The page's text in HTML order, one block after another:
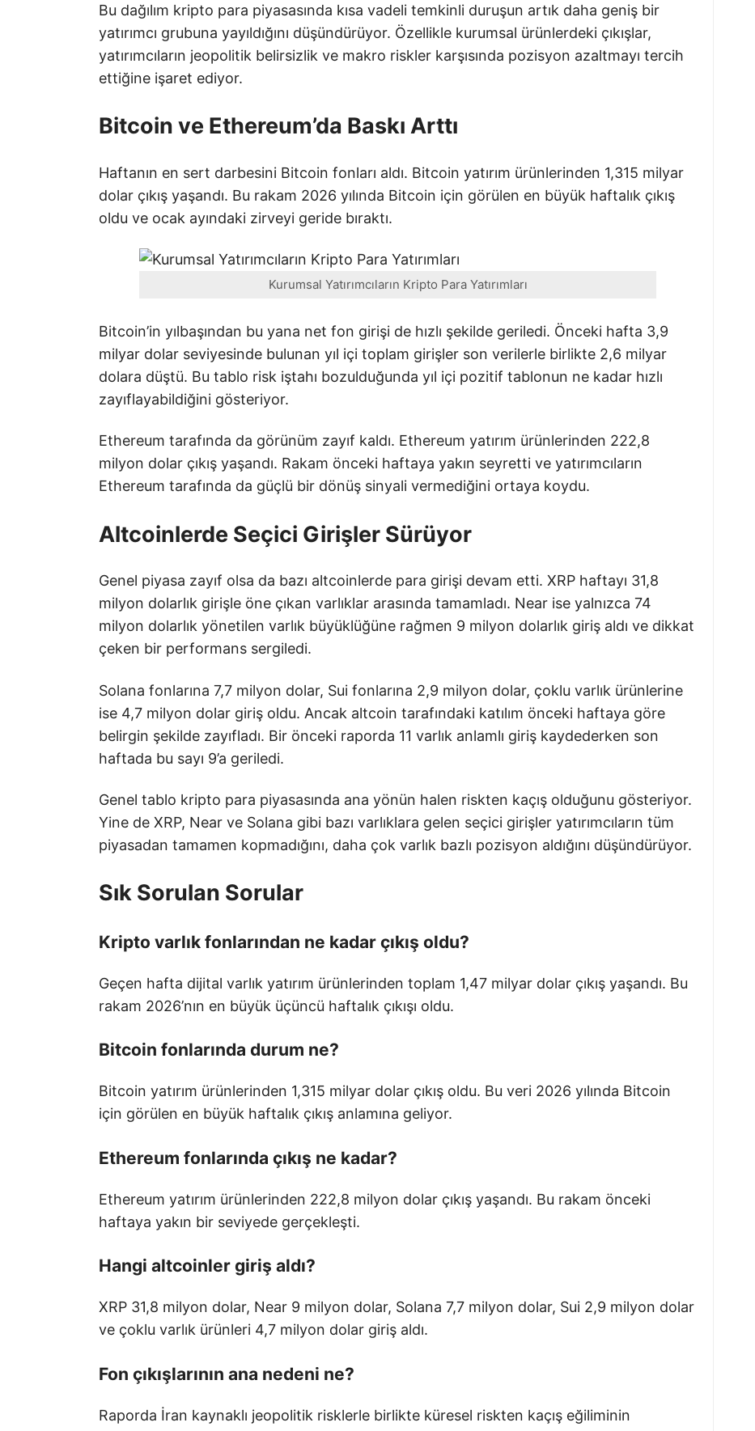
Bu dağılım kripto para piyasasında kısa vadeli temkinli duruşun artık daha geniş bir
yatırımcı grubuna yayıldığını düşündürüyor. Özellikle kurumsal ürünlerdeki çıkışlar,
yatırımcıların jeopolitik belirsizlik ve makro riskler karşısında pozisyon azaltmayı tercih
ettiğine işaret ediyor.
Bitcoin ve Ethereum’da Baskı Arttı
Haftanın en sert darbesini Bitcoin fonları aldı. Bitcoin yatırım ürünlerinden 1,315 milyar
dolar çıkış yaşandı. Bu rakam 2026 yılında Bitcoin için görülen en büyük haftalık çıkış
oldu ve ocak ayındaki zirveyi geride bıraktı.
Kurumsal Yatırımcıların Kripto Para Yatırımları
Bitcoin’in yılbaşından bu yana net fon girişi de hızlı şekilde geriledi. Önceki hafta 3,9
milyar dolar seviyesinde bulunan yıl içi toplam girişler son verilerle birlikte 2,6 milyar
dolara düştü. Bu tablo risk iştahı bozulduğunda yıl içi pozitif tablonun ne kadar hızlı
zayıflayabildiğini gösteriyor.
Ethereum tarafında da görünüm zayıf kaldı. Ethereum yatırım ürünlerinden 222,8
milyon dolar çıkış yaşandı. Rakam önceki haftaya yakın seyretti ve yatırımcıların
Ethereum tarafında da güçlü bir dönüş sinyali vermediğini ortaya koydu.
Altcoinlerde Seçici Girişler Sürüyor
Genel piyasa zayıf olsa da bazı altcoinlerde para girişi devam etti. XRP haftayı 31,8
milyon dolarlık girişle öne çıkan varlıklar arasında tamamladı. Near ise yalnızca 74
milyon dolarlık yönetilen varlık büyüklüğüne rağmen 9 milyon dolarlık giriş aldı ve dikkat
çeken bir performans sergiledi.
Solana fonlarına 7,7 milyon dolar, Sui fonlarına 2,9 milyon dolar, çoklu varlık ürünlerine
ise 4,7 milyon dolar giriş oldu. Ancak altcoin tarafındaki katılım önceki haftaya göre
belirgin şekilde zayıfladı. Bir önceki raporda 11 varlık anlamlı giriş kaydederken son
haftada bu sayı 9’a geriledi.
Genel tablo kripto para piyasasında ana yönün halen riskten kaçış olduğunu gösteriyor.
Yine de XRP, Near ve Solana gibi bazı varlıklara gelen seçici girişler yatırımcıların tüm
piyasadan tamamen kopmadığını, daha çok varlık bazlı pozisyon aldığını düşündürüyor.
Sık Sorulan Sorular
Kripto varlık fonlarından ne kadar çıkış oldu?
Geçen hafta dijital varlık yatırım ürünlerinden toplam 1,47 milyar dolar çıkış yaşandı. Bu
rakam 2026’nın en büyük üçüncü haftalık çıkışı oldu.
Bitcoin fonlarında durum ne?
Bitcoin yatırım ürünlerinden 1,315 milyar dolar çıkış oldu. Bu veri 2026 yılında Bitcoin
için görülen en büyük haftalık çıkış anlamına geliyor.
Ethereum fonlarında çıkış ne kadar?
Ethereum yatırım ürünlerinden 222,8 milyon dolar çıkış yaşandı. Bu rakam önceki
haftaya yakın bir seviyede gerçekleşti.
Hangi altcoinler giriş aldı?
XRP 31,8 milyon dolar, Near 9 milyon dolar, Solana 7,7 milyon dolar, Sui 2,9 milyon dolar
ve çoklu varlık ürünleri 4,7 milyon dolar giriş aldı.
Fon çıkışlarının ana nedeni ne?
Raporda İran kaynaklı jeopolitik risklerle birlikte küresel riskten kaçış eğiliminin